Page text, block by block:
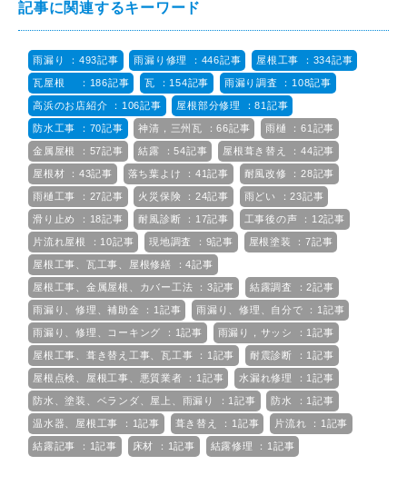
記事に関連するキーワード
雨漏り ：493記事 雨漏り修理 ：446記事 屋根工事 ：334記事
瓦屋根 ：186記事 瓦 ：154記事 雨漏り調査 ：108記事
高浜のお店紹介 ：106記事 屋根部分修理 ：81記事
防水工事 ：70記事 神清，三州瓦 ：66記事 雨樋 ：61記事
金属屋根 ：57記事 結露 ：54記事 屋根葺き替え ：44記事
屋根材 ：43記事 落ち葉よけ ：41記事 耐風改修 ：28記事
雨樋工事 ：27記事 火災保険 ：24記事 雨どい ：23記事
滑り止め ：18記事 耐風診断 ：17記事 工事後の声 ：12記事
片流れ屋根 ：10記事 現地調査 ：9記事 屋根塗装 ：7記事
屋根工事、瓦工事、屋根修繕 ：4記事
屋根工事、金属屋根、カバー工法 ：3記事 結露調査 ：2記事
雨漏り、修理、補助金 ：1記事 雨漏り、修理、自分で ：1記事
雨漏り、修理、コーキング ：1記事 雨漏り，サッシ ：1記事
屋根工事、葺き替え工事、瓦工事 ：1記事 耐震診断 ：1記事
屋根点検、屋根工事、悪質業者 ：1記事 水漏れ修理 ：1記事
防水、塗装、ベランダ、屋上、雨漏り ：1記事 防水 ：1記事
温水器、屋根工事 ：1記事 葺き替え ：1記事 片流れ ：1記事
結露記事 ：1記事 床材 ：1記事 結露修理 ：1記事